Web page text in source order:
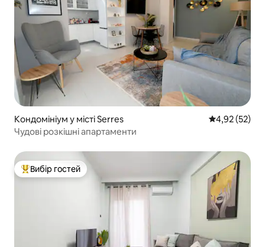
Кондомініум у місті Serres Середня
4,92 (52)
Чудові розкішні апартаменти
Топ вибір гостей
Вибір гостей